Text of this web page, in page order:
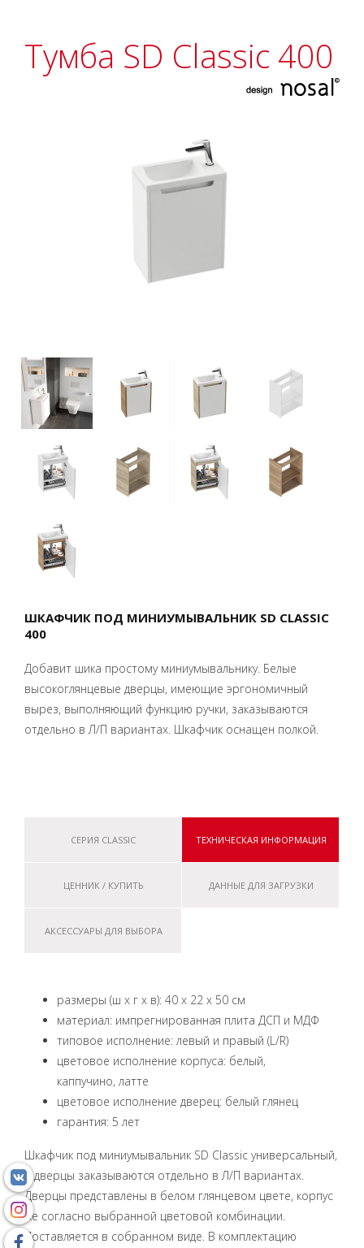
Тумба SD Classic 400
ШКАФЧИК ПОД МИНИУМЫВАЛЬНИК SD CLASSIC
400
Добавит шика простому миниумывальнику. Белые
высокоглянцевые дверцы, имеющие эргономичный
вырез, выполняющий функцию ручки, заказываются
отдельно в Л/П вариантах. Шкафчик оснащен полкой.
СЕРИЯ CLASSIC ТЕХНИЧЕСКАЯ ИНФОРМАЦИЯ
ЦЕННИК / КУПИТЬ ДАННЫЕ ДЛЯ ЗАГРУЗКИ
АКСЕССУАРЫ ДЛЯ ВЫБОРА
размеры (ш x г x в): 40 x 22 x 50 см
материал: импрегнированная плита ДСП и МДФ
типовое исполнение: левый и правый (L/R)
цветовое исполнение корпуса: белый,
каппучино, латте
цветовое исполнение дверец: белый глянец
гарантия: 5 лет
Шкафчик под миниумывальник SD Classic универсальный,
а дверцы заказываются отдельно в Л/П вариантах.
Дверцы представлены в белом глянцевом цвете, корпус
же согласно выбранной цветовой комбинации.
Поставляется в собранном виде. В комплектацию